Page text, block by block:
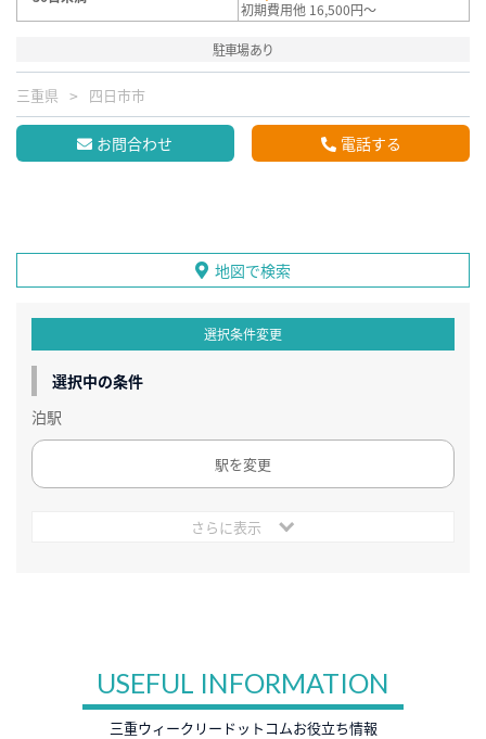
初期費用他 16,500円～
駐車場あり
三重県 四日市市
お問合わせ 電話する
地図で検索
選択条件変更
選択中の条件
泊駅
駅を変更
さらに表示
USEFUL INFORMATION
三重ウィークリードットコムお役立ち情報